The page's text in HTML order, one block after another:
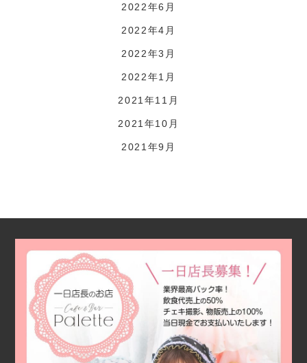
2022年6月
2022年4月
2022年3月
2022年1月
2021年11月
2021年10月
2021年9月